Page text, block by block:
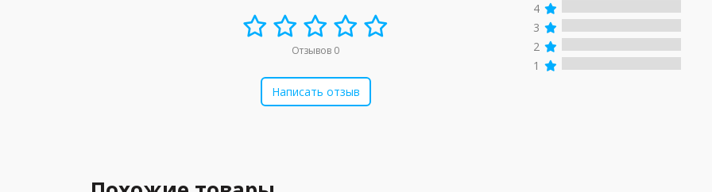
Отзывов 0
Написать отзыв
4
3
2
1